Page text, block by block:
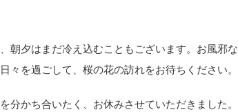
朝夕はまだ冷え込むこともございます。お風邪な
々を過ごして、桜の花の訪れをお待ちください。
かち合いたく、お休みさせていただきました。